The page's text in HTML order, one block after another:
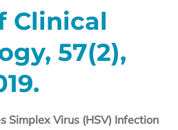
Clinical
57(2),
Simplex Virus (HSV) Infection